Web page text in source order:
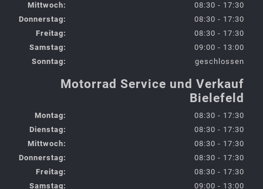
Mittwoch:
08:30 - 17:30
Donnerstag:
08:30 - 17:30
Freitag:
08:30 - 17:30
Samstag:
09:00 - 13:00
Sonntag:
geschlossen
Motorrad Service und Verkauf
Bielefeld
Montag:
08:30 - 17:30
Dienstag:
08:30 - 17:30
Mittwoch:
08:30 - 17:30
Donnerstag:
08:30 - 17:30
Freitag:
08:30 - 17:30
Samstag:
09:00 - 13:00